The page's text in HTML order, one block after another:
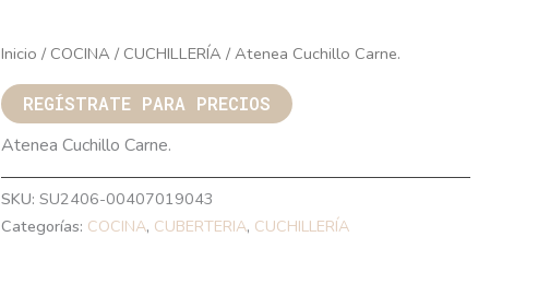
Inicio / COCINA / CUCHILLERÍA / Atenea Cuchillo Carne.
REGÍSTRATE PARA PRECIOS
Atenea Cuchillo Carne.
SKU: SU2406-00407019043
Categorías: COCINA, CUBERTERIA, CUCHILLERÍA